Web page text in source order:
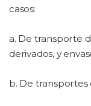
casos:
a. De transporte
derivados, y
b. De transportes